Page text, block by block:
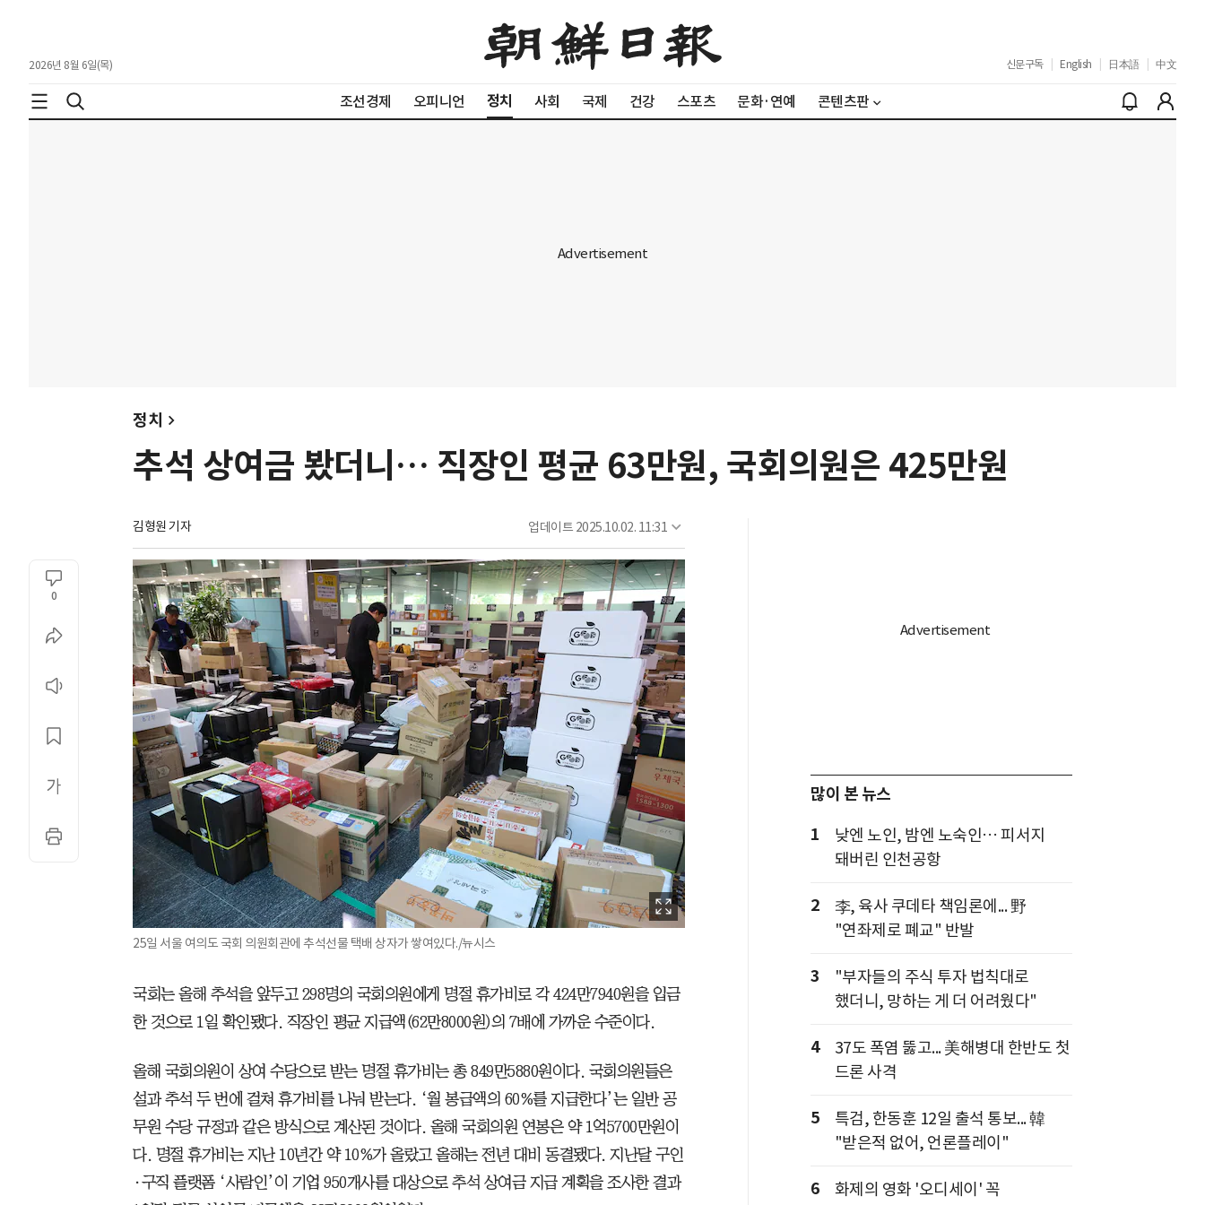
2026년 8월 6일(목) 신문구독 English 日本語 中文
조선경제 오피니언 정치 사회 국제 건강 스포츠 문화·연예 콘텐츠판
정치
추석 상여금 봤더니… 직장인 평균 63만원, 국회의원은 425만원
김형원 기자 업데이트 2025.10.02. 11:31
0
25일 서울 여의도 국회 의원회관에 추석선물 택배 상자가 쌓여있다./뉴시스
국회는 올해 추석을 앞두고 298명의 국회의원에게 명절 휴가비로 각 424만7940원을 입금
한 것으로 1일 확인됐다. 직장인 평균 지급액(62만8000원)의 7배에 가까운 수준이다.
올해 국회의원이 상여 수당으로 받는 명절 휴가비는 총 849만5880원이다. 국회의원들은
설과 추석 두 번에 걸쳐 휴가비를 나눠 받는다. ‘월 봉급액의 60%를 지급한다’는 일반 공
무원 수당 규정과 같은 방식으로 계산된 것이다. 올해 국회의원 연봉은 약 1억5700만원이
다. 명절 휴가비는 지난 10년간 약 10%가 올랐고 올해는 전년 대비 동결됐다. 지난달 구인
·구직 플랫폼 ‘사람인’이 기업 950개사를 대상으로 추석 상여금 지급 계획을 조사한 결과
많이 본 뉴스
1
낮엔 노인, 밤엔 노숙인… 피서지
돼버린 인천공항
2
李, 육사 쿠데타 책임론에... 野
"연좌제로 폐교" 반발
3
"부자들의 주식 투자 법칙대로
했더니, 망하는 게 더 어려웠다"
4
37도 폭염 뚫고... 美해병대 한반도 첫
드론 사격
5
특검, 한동훈 12일 출석 통보... 韓
"받은적 없어, 언론플레이"
6
화제의 영화 '오디세이' 꼭